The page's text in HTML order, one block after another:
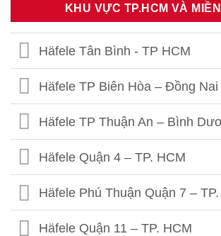
Häfele Thái Thịnh – Hà Nội
Häfele 459 Hoàng Quốc Việt -
Häfele 302 Khâm Thiên - HN
Häfele Kim Thành- Hải Dương
KHU VỰC TP.HCM VÀ
Häfele Tân Bình - TP HCM
Häfele TP Biên Hòa – Đồng Nai
Häfele TP Thuận An – Bình
Häfele Quận 4 – TP. HCM
Häfele Phú Thuận Quận 7 –
Häfele Quận 11 – TP. HCM